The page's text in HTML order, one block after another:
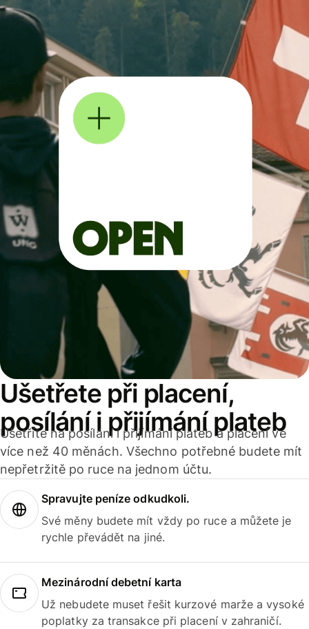
Ušetřete při placení,
posílání i přijímání plateb
Ušetříte na posílání i přijímání plateb a placení ve
více než 40 měnách. Všechno potřebné budete mít
nepřetržitě po ruce na jednom účtu.
Spravujte peníze odkudkoli.
Své měny budete mít vždy po ruce a můžete je
rychle převádět na jiné.
Mezinárodní debetní karta
Už nebudete muset řešit kurzové marže a vysoké
poplatky za transakce při placení v zahraničí.